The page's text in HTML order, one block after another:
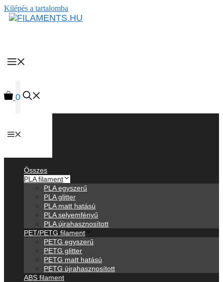
Kilépés a tartalomba
0
Összes
PLA filament
PLA egyszerű
PLA glitter
PLA matt hatású
PLA selyemfényű
PLA újrahasznosított
PET/PETG filament
PETG egyszerű
PETG glitter
PETG matt hatású
PETG újrahasznosított
ABS filament